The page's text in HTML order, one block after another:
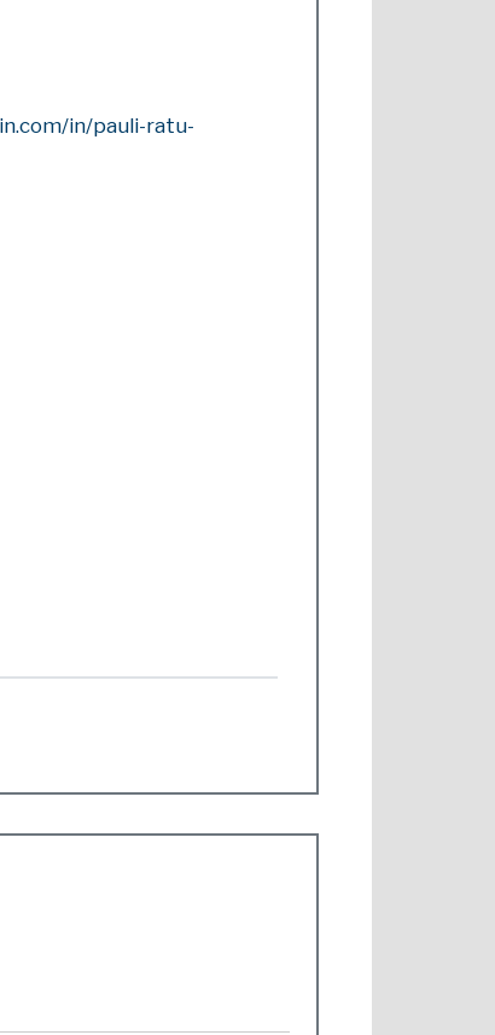
in/pauli-ratu-